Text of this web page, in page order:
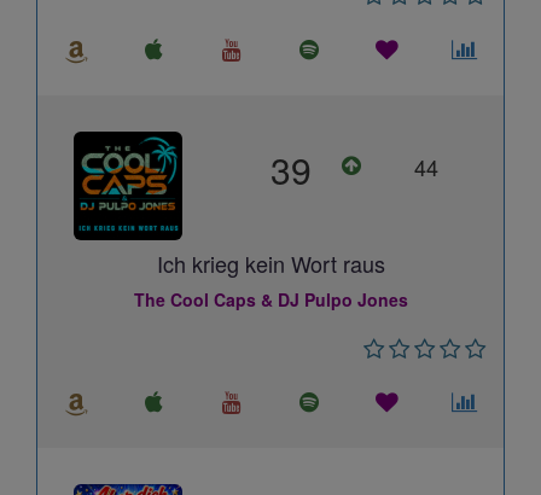
39 44
Ich krieg kein Wort raus
The Cool Caps & DJ Pulpo Jones